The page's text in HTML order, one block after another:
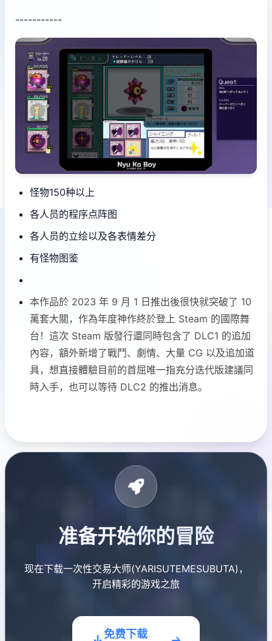
-----------
怪物150种以上
各人员的程序点阵图
各人员的立绘以及各表情差分
有怪物图鉴
本作品於 2023 年 9 月 1 日推出後很快就突破了 10
萬套大關，作為年度神作終於登上 Steam 的國際舞
台！這次 Steam 版發行還同時包含了 DLC1 的追加
內容，額外新增了戰鬥、劇情、大量 CG 以及追加道
具，想直接體驗目前的首屈唯一指充分迭代版建議同
時入手，也可以等待 DLC2 的推出消息。
准备开始你的冒险
现在下载一次性交易大师(YARISUTEMESUBUTA)，
开启精彩的游戏之旅
免费下载